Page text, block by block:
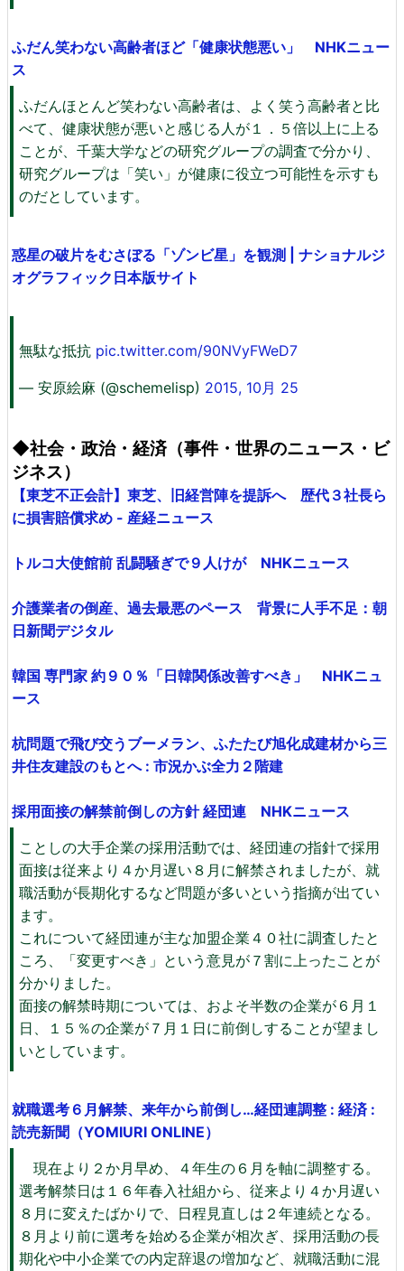
ふだん笑わない高齢者ほど「健康状態悪い」 NHKニュー
ス
ふだんほとんど笑わない高齢者は、よく笑う高齢者と比
べて、健康状態が悪いと感じる人が１．５倍以上に上る
ことが、千葉大学などの研究グループの調査で分かり、
研究グループは「笑い」が健康に役立つ可能性を示すも
のだとしています。
惑星の破片をむさぼる「ゾンビ星」を観測 | ナショナルジ
オグラフィック日本版サイト
無駄な抵抗 pic.twitter.com/90NVyFWeD7
— 安原絵麻 (@schemelisp) 2015, 10月 25
◆社会・政治・経済（事件・世界のニュース・ビ
ジネス）
【東芝不正会計】東芝、旧経営陣を提訴へ 歴代３社長ら
に損害賠償求め - 産経ニュース
トルコ大使館前 乱闘騒ぎで９人けが NHKニュース
介護業者の倒産、過去最悪のペース 背景に人手不足：朝
日新聞デジタル
韓国 専門家 約９０％「日韓関係改善すべき」 NHKニュ
ース
杭問題で飛び交うブーメラン、ふたたび旭化成建材から三
井住友建設のもとへ : 市況かぶ全力２階建
採用面接の解禁前倒しの方針 経団連 NHKニュース
ことしの大手企業の採用活動では、経団連の指針で採用
面接は従来より４か月遅い８月に解禁されましたが、就
職活動が長期化するなど問題が多いという指摘が出てい
ます。
これについて経団連が主な加盟企業４０社に調査したと
ころ、「変更すべき」という意見が７割に上ったことが
分かりました。
面接の解禁時期については、およそ半数の企業が６月１
日、１５％の企業が７月１日に前倒しすることが望まし
いとしています。
就職選考６月解禁、来年から前倒し…経団連調整 : 経済 :
読売新聞（YOMIURI ONLINE）
現在より２か月早め、４年生の６月を軸に調整する。
選考解禁日は１６年春入社組から、従来より４か月遅い
８月に変えたばかりで、日程見直しは２年連続となる。
８月より前に選考を始める企業が相次ぎ、採用活動の長
期化や中小企業での内定辞退の増加など、就職活動に混